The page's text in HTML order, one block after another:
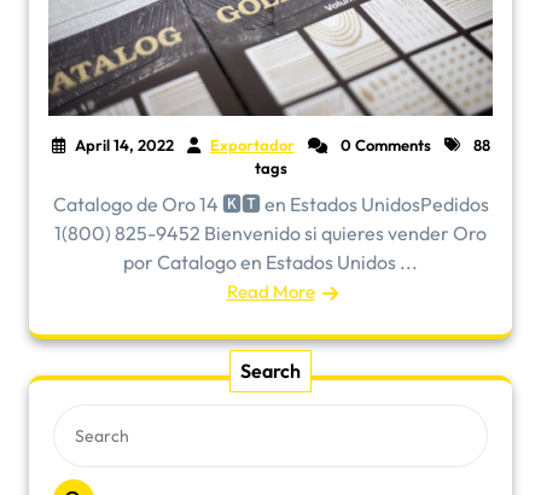
April 14, 2022 Exportador 0 Comments
88
tags
Catalogo de Oro 14 🅺🆃 en Estados UnidosPedidos
1(800) 825-9452 Bienvenido si quieres vender Oro
por Catalogo en Estados Unidos ...
Read More
Search